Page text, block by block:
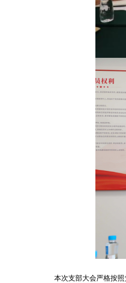
本次支部大会严格按照